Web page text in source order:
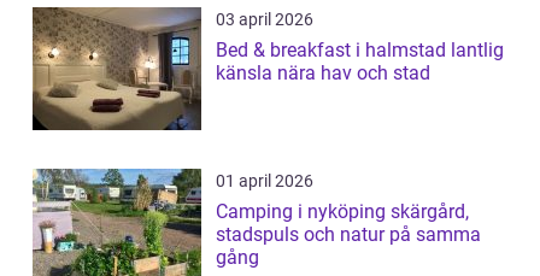
03 april 2026
Bed & breakfast i halmstad lantlig
känsla nära hav och stad
01 april 2026
Camping i nyköping skärgård,
stadspuls och natur på samma
gång